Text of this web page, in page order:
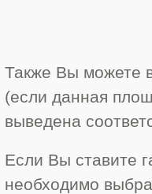
Также Вы можете
(если данная
выведена
Если Вы ставите
необходимо